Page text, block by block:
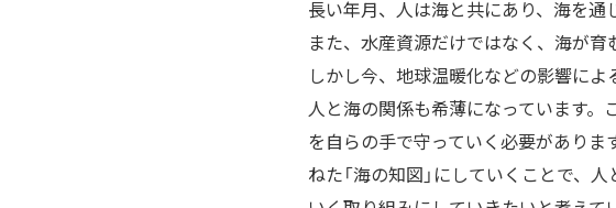
長い年月、人は海と共にあり、海を通
また、水産資源だけではなく、海が
しかし今、地球温暖化などの影響に
人と海の関係も希薄になっています
を自らの手で守っていく必要がありま
ねた「海の知図」にしていくことで、